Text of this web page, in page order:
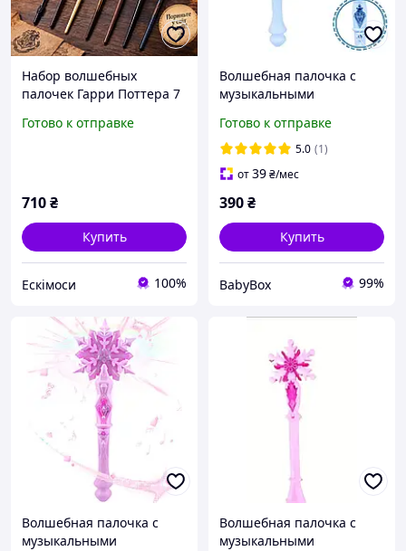
Набор волшебных
палочек Гарри Поттера 7
магические палочки для
Готово к отправке
710₴
Купить
Ескімоси 100%
Волшебная палочка с
музыкальными
"Эльзы"/палочка
"Ледяное сердце"
Готово к отправке
5.0 (1)
от39₴/мес
390₴
Купить
BabyBox 99%
Волшебная палочка с
музыкальными
Волшебная палочка с
музыкальными